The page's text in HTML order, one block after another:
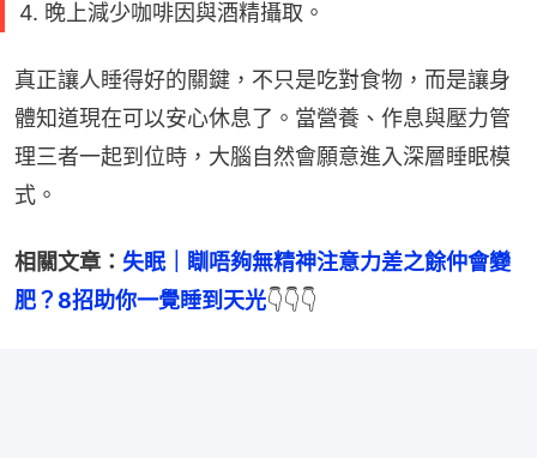
4. 晚上減少咖啡因與酒精攝取。
真正讓人睡得好的關鍵，不只是吃對食物，而是讓身
體知道現在可以安心休息了。當營養、作息與壓力管
理三者一起到位時，大腦自然會願意進入深層睡眠模
式。
相關文章： 失眠｜瞓唔夠無精神注意力差之餘仲會變
肥？8招助你一覺睡到天光👇👇👇